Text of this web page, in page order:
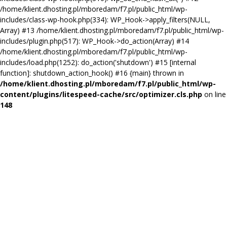
/home/klient.dhosting.pl/mboredam/f7.pl/public_html/wp-
includes/class-wp-hook.php(334): WP_Hook->apply_filters(NULL,
Array) #13 /home/klient.dhosting.pl/mboredam/f7.pl/public_html/wp-
includes/plugin.php(517): WP_Hook->do_action(Array) #14
/home/klient.dhosting.pl/mboredam/f7.pl/public_html/wp-
includes/load.php(1252): do_action('shutdown') #15 [internal
function]: shutdown_action_hook() #16 {main} thrown in
/home/klient.dhosting.pl/mboredam/f7.pl/public_html/wp-
content/plugins/litespeed-cache/src/optimizer.cls.php on line
148